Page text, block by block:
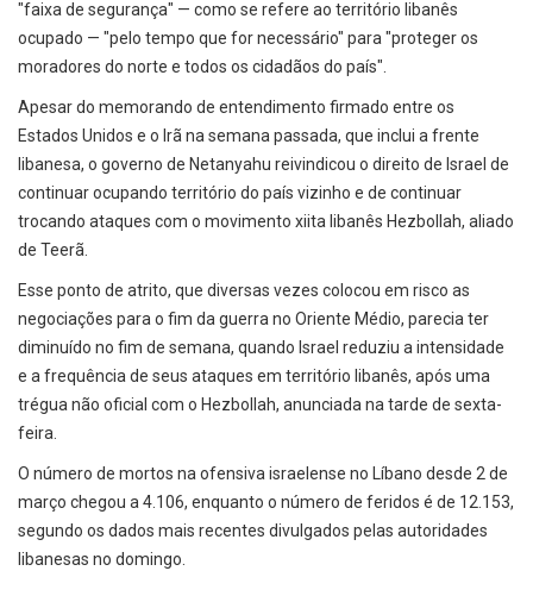
"faixa de segurança" — como se refere ao território libanês
ocupado — "pelo tempo que for necessário" para "proteger os
moradores do norte e todos os cidadãos do país".
Apesar do memorando de entendimento firmado entre os
Estados Unidos e o Irã na semana passada, que inclui a frente
libanesa, o governo de Netanyahu reivindicou o direito de Israel de
continuar ocupando território do país vizinho e de continuar
trocando ataques com o movimento xiita libanês Hezbollah, aliado
de Teerã.
Esse ponto de atrito, que diversas vezes colocou em risco as
negociações para o fim da guerra no Oriente Médio, parecia ter
diminuído no fim de semana, quando Israel reduziu a intensidade
e a frequência de seus ataques em território libanês, após uma
trégua não oficial com o Hezbollah, anunciada na tarde de sexta-
feira.
O número de mortos na ofensiva israelense no Líbano desde 2 de
março chegou a 4.106, enquanto o número de feridos é de 12.153,
segundo os dados mais recentes divulgados pelas autoridades
libanesas no domingo.